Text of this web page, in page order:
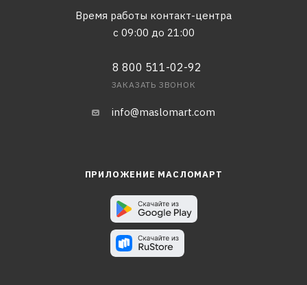
Время работы контакт-центра
с 09:00 до 21:00
8 800 511-02-92
ЗАКАЗАТЬ ЗВОНОК
info@maslomart.com
ПРИЛОЖЕНИЕ МАСЛОМАРТ